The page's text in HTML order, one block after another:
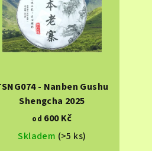
- Nanben Gushu
Shengcha 2025
od 600 Kč
Skladem (>5 ks)